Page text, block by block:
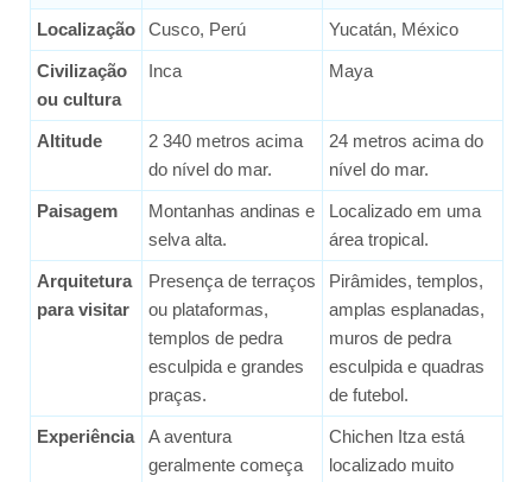
Localização Cusco, Perú Yucatán, México
Civilização
ou cultura
Inca Maya
Altitude
2 340 metros acima
do nível do mar.
24 metros acima do
nível do mar.
Paisagem
Montanhas andinas e
selva alta.
Localizado em uma
área tropical.
Arquitetura
para visitar
Presença de terraços
ou plataformas,
templos de pedra
esculpida e grandes
praças.
Pirâmides, templos,
amplas esplanadas,
muros de pedra
esculpida e quadras
de futebol.
Experiência
A aventura
geralmente começa
Chichen Itza está
localizado muito